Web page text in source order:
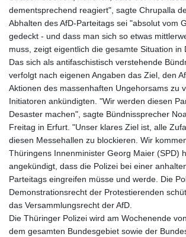
dementsprechend reagiert", sagte Chrupalla
Abhalten des AfD-Parteitags sei "absolut vom
gedeckt - und dass man sich so etwas
muss, zeigt eigentlich die gesamte Situation in
Das sich als antifaschistisch verstehende
verfolgt nach eigenen Angaben das Ziel, den
Aktionen des massenhaften Ungehorsams zu
Initiatoren ankündigten. "Wir werden diesen
Desaster machen", sagte Bündnissprecher
Freitag in Erfurt. "Unser klares Ziel ist, alle
diesen Messehallen zu blockieren. Wir
Thüringens Innenminister Georg Maier (SPD)
angekündigt, dass die Polizei bei einer
Parteitags eingreifen müsse und werde. Die
Demonstrationsrecht der Protestierenden
das Versammlungsrecht der AfD.
Die Thüringer Polizei wird am Wochenende
dem gesamten Bundesgebiet sowie der